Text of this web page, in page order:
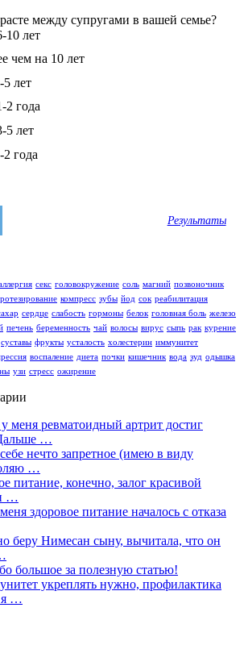
между супругами в вашей семье?
10 лет
чем на 10 лет
лет
2 года
5 лет
года
Результаты
секс головокружение соль магний позвоночник
компресс зубы йод сок реабилитация
сердце слабость гормоны белок головная боль железо
печень беременность чай волосы вирус сыпь рак курение
суставы фрукты усталость холестерин иммунитет
воспаление диета почки кишечник вода зуд одышка
узи стресс ожирение
меня ревматоидный артрит достиг
…
нечто запретное (имею в виду
…
питание, конечно, залог красивой
…
здоровое питание началось с отказа
беру Нимесан сыну, вычитала, что он
большое за полезную статью!
укреплять нужно, профилактика
я …